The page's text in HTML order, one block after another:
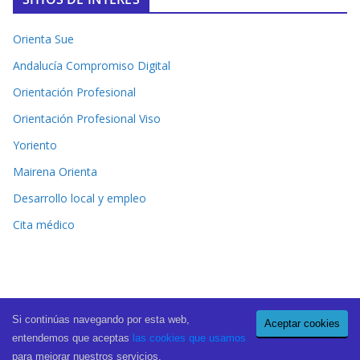
Orienta Sue
Andalucía Compromiso Digital
Orientación Profesional
Orientación Profesional Viso
Yoriento
Mairena Orienta
Desarrollo local y empleo
Cita médico
Copyright © 2026El Periódico de Mairena
. All rights reserved.
Theme:
ColorMag Pro by ThemeGrill. Powered by
Aceptar cookies
Si continúas navegando por esta web,
entendemos que aceptas las cookies que usamos
para mejorar nuestros servicios.